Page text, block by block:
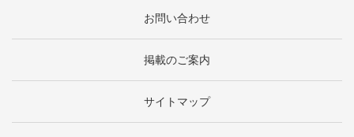
お問い合わせ
掲載のご案内
サイトマップ